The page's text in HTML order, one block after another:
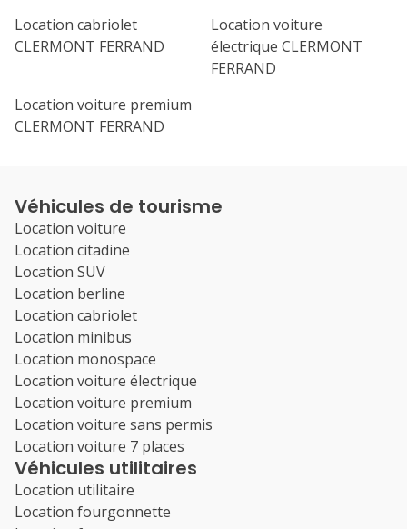
Location cabriolet
CLERMONT FERRAND
Location voiture
électrique CLERMONT
FERRAND
Location voiture premium
CLERMONT FERRAND
Véhicules de tourisme
Location voiture
Location citadine
Location SUV
Location berline
Location cabriolet
Location minibus
Location monospace
Location voiture électrique
Location voiture premium
Location voiture sans permis
Location voiture 7 places
Véhicules utilitaires
Location utilitaire
Location fourgonnette